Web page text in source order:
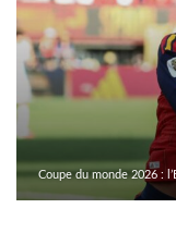
Coupe du monde 2026 :